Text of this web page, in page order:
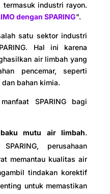
industri rayon.
dengan SPARING".
satu sektor industri
Hal ini karena
air limbah yang
pencemar, seperti
bahan kimia.
SPARING bagi
mutu air limbah.
perusahaan
memantau kualitas air
tindakan korektif
untuk memastikan